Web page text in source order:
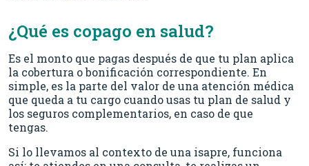
¿Qué es copago en salud?
Es el monto que pagas después de que tu plan aplica
la cobertura o bonificación correspondiente. En
simple, es la parte del valor de una atención médica
que queda a tu cargo cuando usas tu plan de salud y
los seguros complementarios, en caso de que
tengas.
Si lo llevamos al contexto de una isapre, funciona